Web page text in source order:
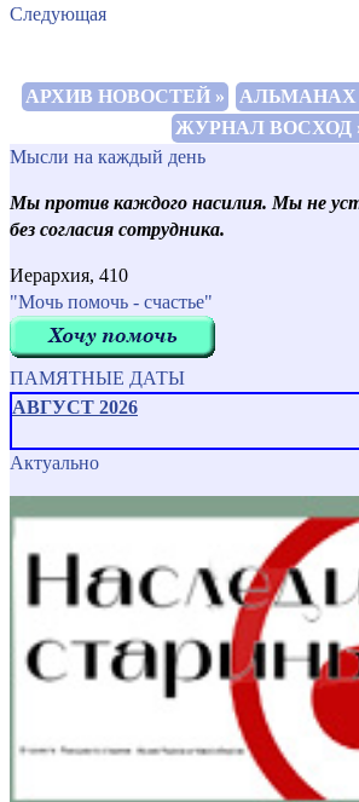
Следующая
АРХИВ НОВОСТЕЙ »
АЛЬМАНАХ
ЖУРНАЛ ВОСХОД
Мысли на каждый день
Мы против каждого насилия. Мы не
без согласия сотрудника.
Иерархия, 410
"Мочь помочь - счастье"
ПАМЯТНЫЕ ДАТЫ
АВГУСТ 2026
Актуально